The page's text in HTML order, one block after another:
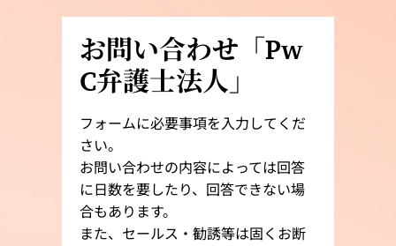
お問い合わせ「Pw
C弁護士法人」
フォームに必要事項を入力してくだ
さい。
お問い合わせの内容によっては回答
に日数を要したり、回答できない場
合もあります。
また、セールス・勧誘等は固くお断